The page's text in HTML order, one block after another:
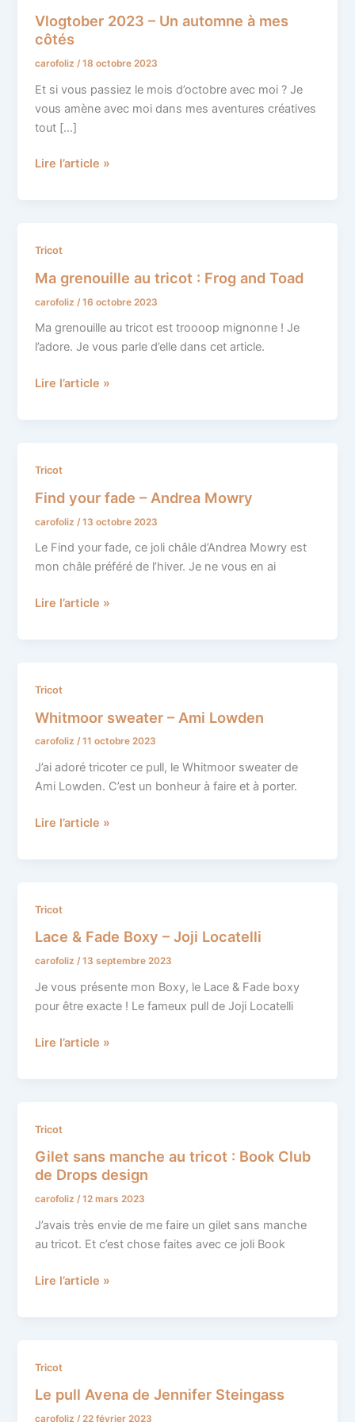
Vlogtober 2023 – Un automne à mes
côtés
carofoliz /18 octobre 2023
Et si vous passiez le mois d’octobre avec moi ? Je
vous amène avec moi dans mes aventures créatives
tout […]
–
Un
automne
à
mes
côtés
Lire l’article »
Tricot
Ma grenouille au tricot : Frog and Toad
carofoliz /16 octobre 2023
Ma grenouille au tricot est troooop mignonne ! Je
l’adore. Je vous parle d’elle dans cet article.
Ma
au
tricot
:
Frog
Toad
Lire l’article »
Tricot
Find your fade – Andrea Mowry
carofoliz /13 octobre 2023
Le Find your fade, ce joli châle d’Andrea Mowry est
mon châle préféré de l’hiver. Je ne vous en ai
Find
fade
–
Andrea
Mowry
Lire l’article »
Tricot
Whitmoor sweater – Ami Lowden
carofoliz/11 octobre 2023
J’ai adoré tricoter ce pull, le Whitmoor sweater de
Ami Lowden. C’est un bonheur à faire et à porter.
Whitmoor
–
Ami
Lowden
Lire l’article »
Tricot
Lace & Fade Boxy – Joji Locatelli
carofoliz/13 septembre 2023
Je vous présente mon Boxy, le Lace & Fade boxy
pour être exacte ! Le fameux pull de Joji Locatelli
Lace
&
Fade
Boxy
–
Joji
Lire l’article »
Tricot
Gilet sans manche au tricot : Book Club
de Drops design
carofoliz/12 mars 2023
J’avais très envie de me faire un gilet sans manche
au tricot. Et c’est chose faites avec ce joli Book
Gilet
sans
manche
au
tricot
:
Book
de
Lire l’article »
Tricot
Le pull Avena de Jennifer Steingass
carofoliz/22 février 2023
Le
pull
Avena